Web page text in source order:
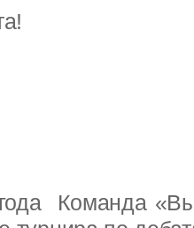
Команда